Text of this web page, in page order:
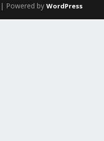
| Powered by WordPress